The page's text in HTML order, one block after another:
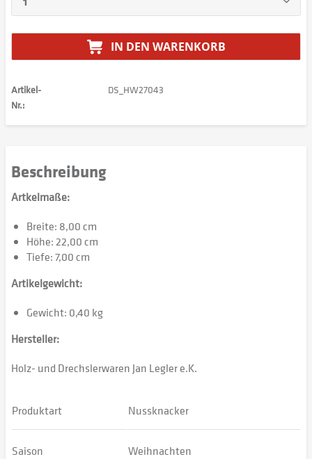
IN DEN WARENKORB
Artikel-
Nr.:
DS_HW27043
Beschreibung
Artkelmaße:
Breite: 8,00 cm
Höhe: 22,00 cm
Tiefe: 7,00 cm
Artikelgewicht:
Gewicht: 0,40 kg
Hersteller:
Holz- und Drechslerwaren Jan Legler e.K.
Produktart Nussknacker
Saison Weihnachten